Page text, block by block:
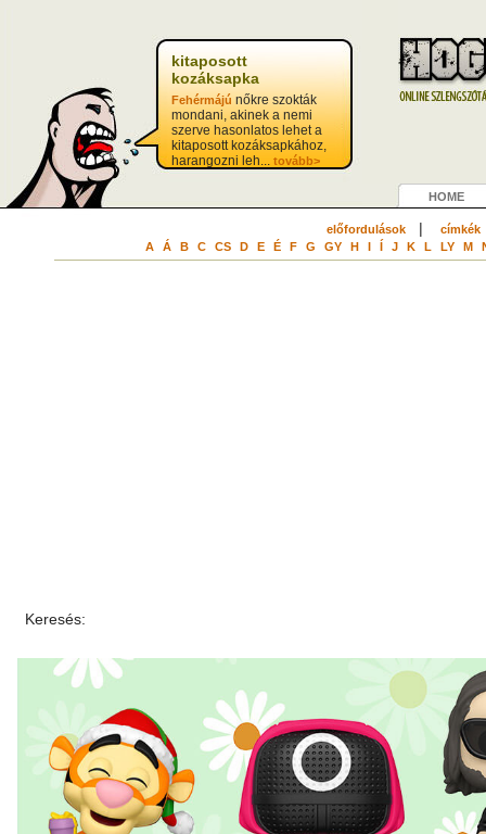
kitaposott
kozáksapka
Fehérmájú nőkre szokták
mondani, akinek a nemi
szerve hasonlatos lehet a
kitaposott kozáksapkához,
harangozni leh... tovább>
HOME
előfordulások| címkék
A Á B C CS D E É F G GY H I Í J K L LY M
Keresés: